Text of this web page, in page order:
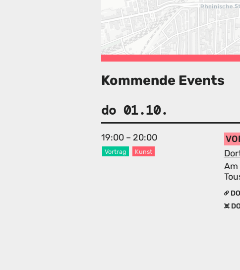
Kommende Events
do 01.10.
19:00 – 20:00
Vortrag Kunst
Am